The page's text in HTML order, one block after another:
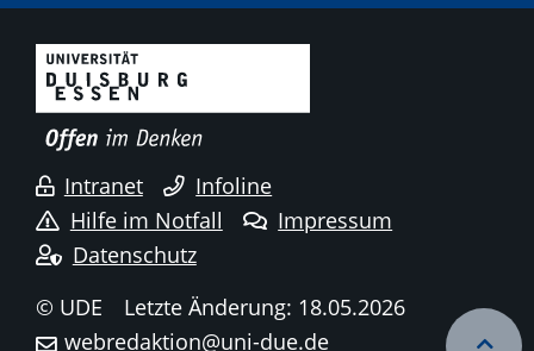
Intranet
Infoline
Hilfe im Notfall
Impressum
Datenschutz
© UDE
Letzte Änderung: 18.05.2026
webredaktion@uni-due.de